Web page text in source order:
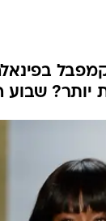
יותר? שבוע